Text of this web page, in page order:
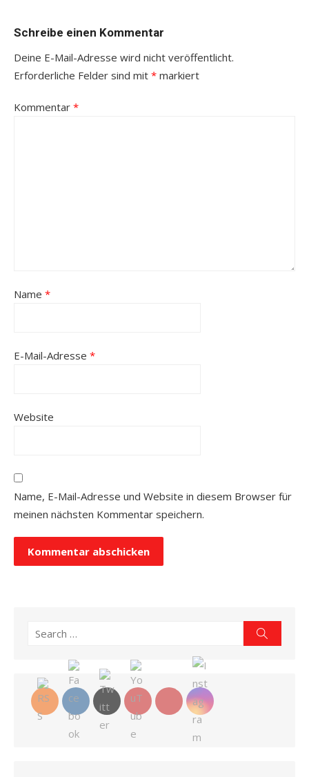
Schreibe einen Kommentar
Deine E-Mail-Adresse wird nicht veröffentlicht.
Erforderliche Felder sind mit * markiert
Kommentar *
Name *
E-Mail-Adresse *
Website
Name, E-Mail-Adresse und Website in diesem Browser für
meinen nächsten Kommentar speichern.
Search